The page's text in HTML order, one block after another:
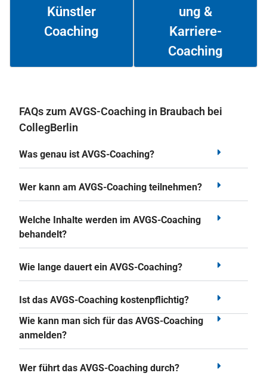
Künstler
Coaching
Weiterlesen
ung &
Karriere-
Coaching
Weiterlesen
FAQs zum AVGS-Coaching in Braubach bei
CollegBerlin
Was genau ist AVGS-Coaching?
Wer kann am AVGS-Coaching teilnehmen?
Welche Inhalte werden im AVGS-Coaching
behandelt?
Wie lange dauert ein AVGS-Coaching?
Ist das AVGS-Coaching kostenpflichtig?
Wie kann man sich für das AVGS-Coaching
anmelden?
Wer führt das AVGS-Coaching durch?